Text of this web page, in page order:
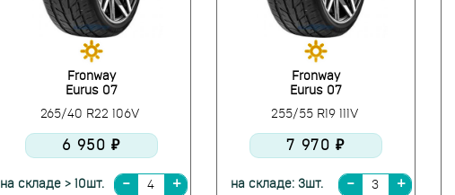
Fronway
Eurus 07
265/40 R22 106V
6 950 ₽
на складе > 10шт.
Fronway
Eurus 07
255/55 R19 111V
7 970 ₽
на складе: 3шт.